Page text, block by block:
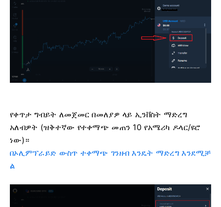
የቀጥታ ግብይት ለመጀመር በመለያዎ ላይ ኢንቨስት ማድረግ
አለብዎት (ዝቅተኛው የተቀማጭ መጠን 10 የአሜሪካ ዶላር/ዩሮ
ነው)።
በኦሊምፕራይድ ውስጥ ተቀማጭ ገንዘብ እንዴት ማድረግ እንደሚቻ
ል